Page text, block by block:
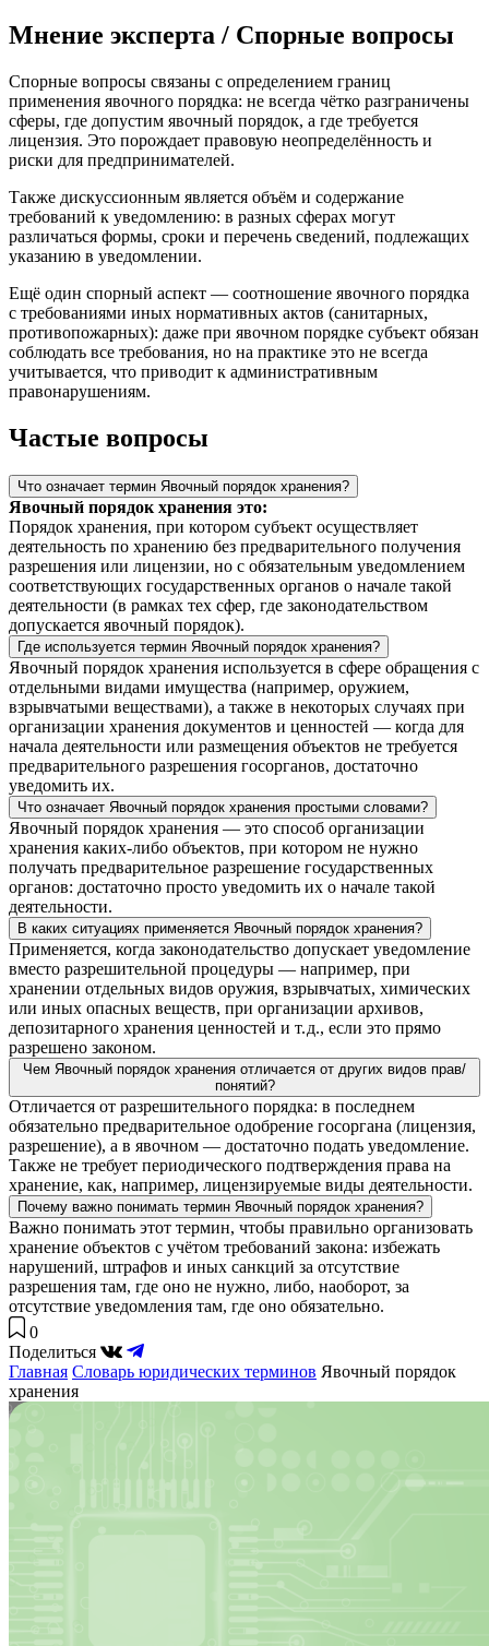
Мнение эксперта / Спорные вопросы
Спорные вопросы связаны с определением границ
применения явочного порядка: не всегда чётко разграничены
сферы, где допустим явочный порядок, а где требуется
лицензия. Это порождает правовую неопределённость и
риски для предпринимателей.
Также дискуссионным является объём и содержание
требований к уведомлению: в разных сферах могут
различаться формы, сроки и перечень сведений, подлежащих
указанию в уведомлении.
Ещё один спорный аспект — соотношение явочного порядка
с требованиями иных нормативных актов (санитарных,
противопожарных): даже при явочном порядке субъект обязан
соблюдать все требования, но на практике это не всегда
учитывается, что приводит к административным
правонарушениям.
Частые вопросы
Что означает термин Явочный порядок хранения?
Явочный порядок хранения это:
Порядок хранения, при котором субъект осуществляет
деятельность по хранению без предварительного получения
разрешения или лицензии, но с обязательным уведомлением
соответствующих государственных органов о начале такой
деятельности (в рамках тех сфер, где законодательством
допускается явочный порядок).
Где используется термин Явочный порядок хранения?
Явочный порядок хранения используется в сфере обращения с
отдельными видами имущества (например, оружием,
взрывчатыми веществами), а также в некоторых случаях при
организации хранения документов и ценностей — когда для
начала деятельности или размещения объектов не требуется
предварительного разрешения госорганов, достаточно
уведомить их.
Что означает Явочный порядок хранения простыми словами?
Явочный порядок хранения — это способ организации
хранения каких‑либо объектов, при котором не нужно
получать предварительное разрешение государственных
органов: достаточно просто уведомить их о начале такой
деятельности.
В каких ситуациях применяется Явочный порядок хранения?
Применяется, когда законодательство допускает уведомление
вместо разрешительной процедуры — например, при
хранении отдельных видов оружия, взрывчатых, химических
или иных опасных веществ, при организации архивов,
депозитарного хранения ценностей и т. д., если это прямо
разрешено законом.
Чем Явочный порядок хранения отличается от других видов прав/
понятий?
Отличается от разрешительного порядка: в последнем
обязательно предварительное одобрение госоргана (лицензия,
разрешение), а в явочном — достаточно подать уведомление.
Также не требует периодического подтверждения права на
хранение, как, например, лицензируемые виды деятельности.
Почему важно понимать термин Явочный порядок хранения?
Важно понимать этот термин, чтобы правильно организовать
хранение объектов с учётом требований закона: избежать
нарушений, штрафов и иных санкций за отсутствие
разрешения там, где оно не нужно, либо, наоборот, за
отсутствие уведомления там, где оно обязательно.
0
Поделиться
Главная Словарь юридических терминов Явочный порядок
хранения